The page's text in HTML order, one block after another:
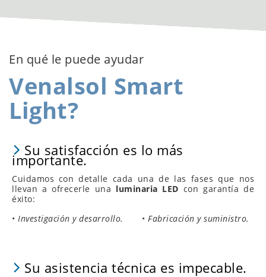
En qué le puede ayudar
Venalsol Smart
Light?
Su satisfacción es lo más
importante.
Cuidamos con detalle cada una de las fases que nos
llevan a ofrecerle una luminaria LED con garantía de
éxito:
• Investigación y desarrollo. • Fabricación y suministro.
Su asistencia técnica es impecable.